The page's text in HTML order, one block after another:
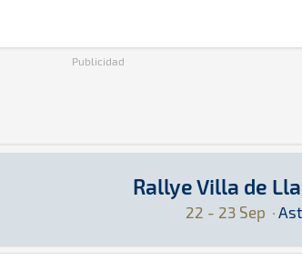
Publicidad
Rallye Villa de
22 - 23 Sep ·
Villa de Llanes 2023: Aquí